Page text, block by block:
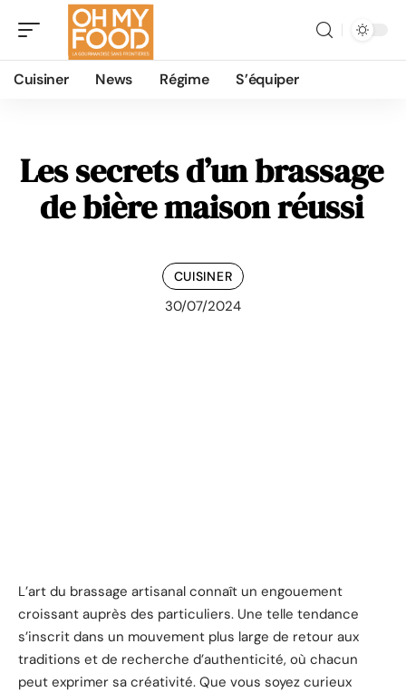
Cuisiner News Régime S’équiper
Les secrets d’un brassage
de bière maison réussi
CUISINER
30/07/2024
L’art du brassage artisanal connaît un engouement
croissant auprès des particuliers. Une telle tendance
s’inscrit dans un mouvement plus large de retour aux
traditions et de recherche d’authenticité, où chacun
peut exprimer sa créativité. Que vous soyez curieux